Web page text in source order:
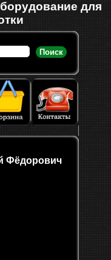
для
Поиск
Фёдорович